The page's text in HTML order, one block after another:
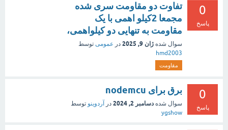
0
پاسخ
تفاوت دو مقاومت سری شده
مجمعا 2کیلو اهمی با یک
مقاومت به تنهایی دو کیلواهمی،
سوال شده ژان 9, 2025 در عمومی توسط
hmd2003
مقاومت
0
پاسخ
برق برای nodemcu
سوال شده دسامبر 2, 2024 در آردوینو توسط
ygshow